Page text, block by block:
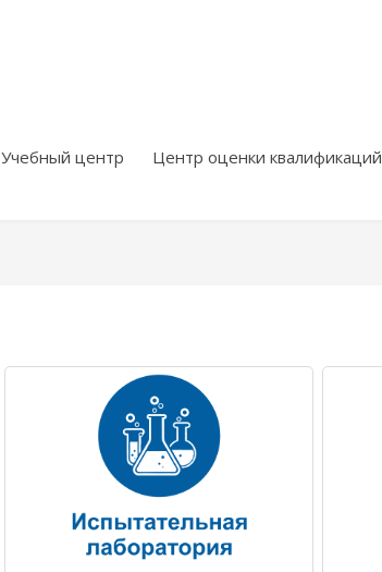
Учебный центр Центр оценки квалификаций